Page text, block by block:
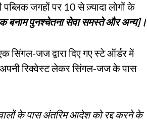
जगहों पर 10 से ज़्यादा लोगों के
बनाम पुनश्चेतना सेवा समस्ते और अन्य]।
सिंगल-जज द्वारा दिए गए स्टे ऑर्डर में
रिक्वेस्ट लेकर सिंगल-जज के पास
के पास अंतरिम आदेश को रद्द करने के